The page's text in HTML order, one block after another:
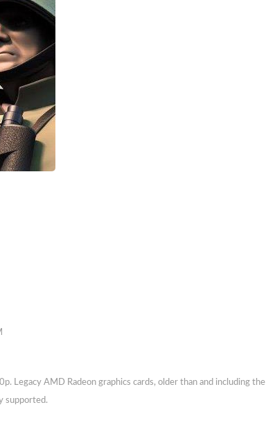
Legacy AMD Radeon graphics cards, older than and including the
supported.